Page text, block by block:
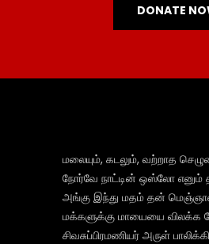
DONATE
மலையும், கடலும், வற்றாத
நோர்வே நாட்டின் ஒஸ்லோ எனும்
அங்கு இந்து மதம் தன்
மக்களுக்கு மாயையை விலக்க
சிவசுப்பிரமணியர் அருள்